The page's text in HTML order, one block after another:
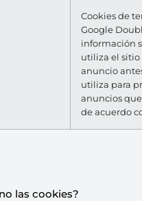
Cookies de
Google
información
utiliza el
anuncio
utiliza para
anuncios
de acuerdo
las cookies?